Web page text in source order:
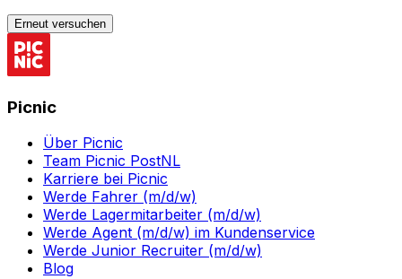
Erneut versuchen
Picnic
Über Picnic
Team Picnic PostNL
Karriere bei Picnic
Werde Fahrer (m/d/w)
Werde Lagermitarbeiter (m/d/w)
Werde Agent (m/d/w) im Kundenservice
Werde Junior Recruiter (m/d/w)
Blog